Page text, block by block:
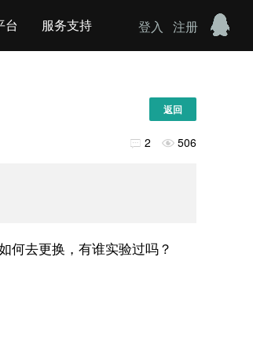
台 服务支持 登入 注册
返回
 2  506
何去更换，有谁实验过吗？